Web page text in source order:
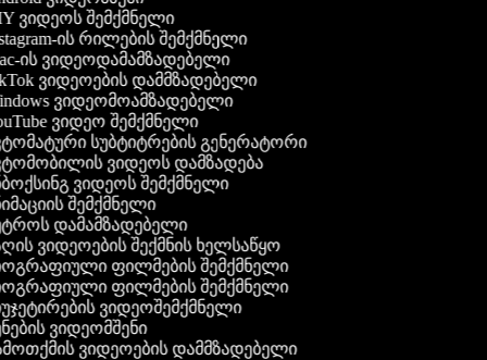
ვიდეოს შემქმნელი
ის რილების შემქმნელი
ის ვიდეოდამამზადებელი
ვიდეოების დამმზადებელი
ვიდეომოამზადებელი
ვიდეო შემქმნელი
სუბტიტრების გენერატორი
ვიდეოს დამზადება
ვიდეოს შემქმნელი
შემქმნელი
დამამზადებელი
ვიდეოების შექმნის ხელსაწყო
ფილმების შემქმნელი
ფილმების შემქმნელი
ვიდეოშემქმნელი
ვიდეომშენი
ვიდეოების დამმზადებელი